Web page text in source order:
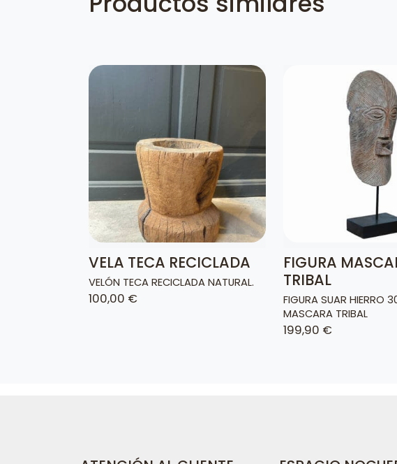
VELA TECA RECICLADA
VELÓN TECA RECICLADA NATURAL.
100,00 €
FIGURA
TRIBAL
FIGURA SUAR HIERRO
MASCARA TRIBAL
199,90 €